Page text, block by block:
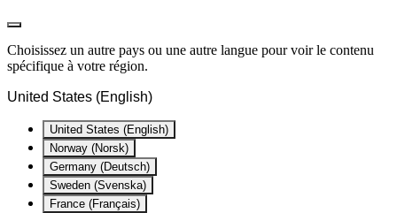
Choisissez un autre pays ou une autre langue pour voir le contenu
spécifique à votre région.
United States (English)
United States (English)
Norway (Norsk)
Germany (Deutsch)
Sweden (Svenska)
France (Français)